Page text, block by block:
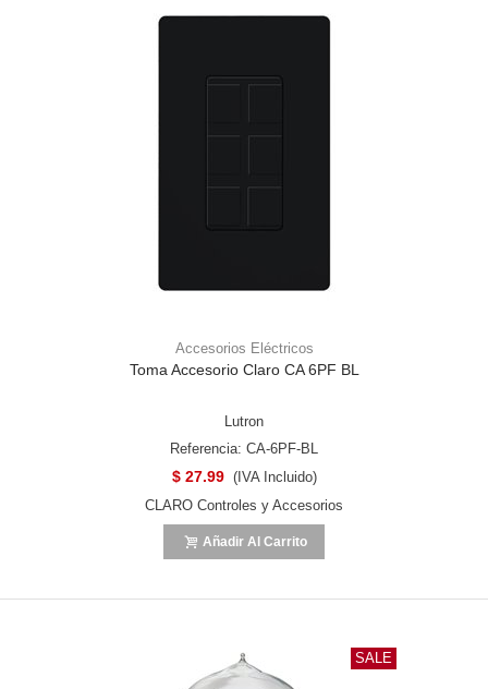
Accesorios Eléctricos
Toma Accesorio Claro CA 6PF BL
Lutron
Referencia: CA-6PF-BL
$ 27.99 (IVA Incluido)
CLARO Controles y Accesorios
Añadir Al Carrito
SALE